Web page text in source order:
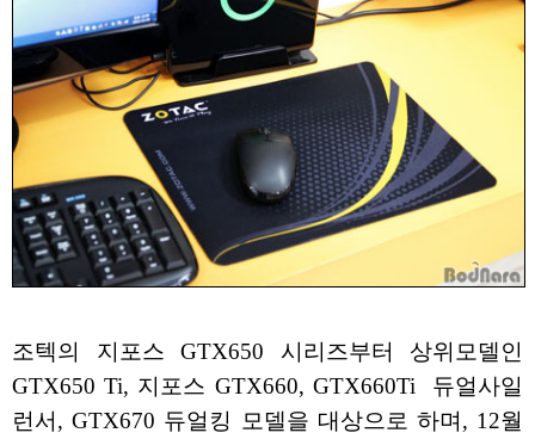
조텍의 지포스 GTX650 시리즈부터 상위모델인
GTX650 Ti, 지포스 GTX660, GTX660Ti 듀얼사일
런서, GTX670 듀얼킹 모델을 대상으로 하며, 12월